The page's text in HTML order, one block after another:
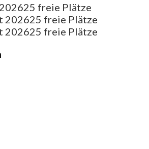
25 freie Plätze
202625 freie Plätze
202625 freie Plätze